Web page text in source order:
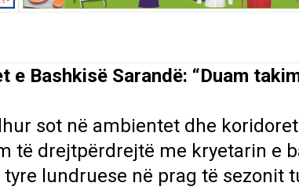
Bashkisë Sarandë: “Duam
sot në ambientet dhe
të drejtpërdrejtë me kryetarin e
lundruese në prag të sezonit